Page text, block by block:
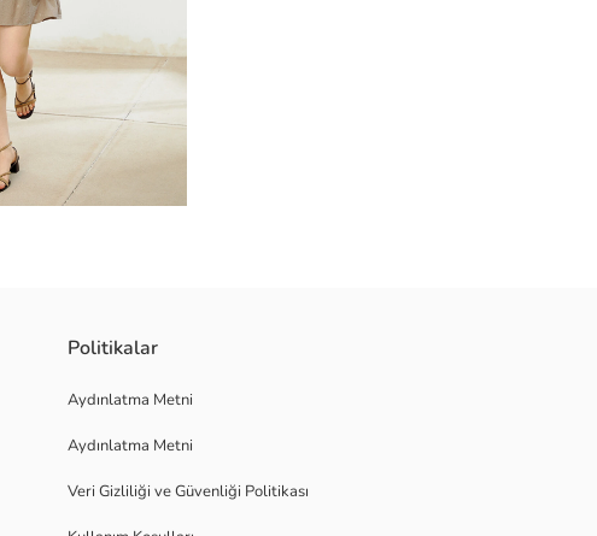
Politikalar
Aydınlatma Metni
Aydınlatma Metni
Veri Gizliliği ve Güvenliği Politikası